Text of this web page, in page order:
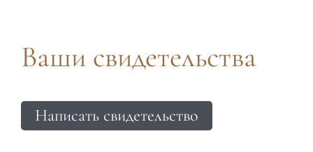
Ваши свидетельства
Написать свидетельство